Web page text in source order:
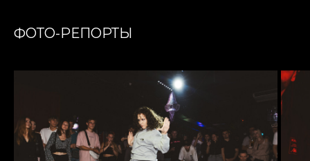
ФОТО-РЕПОРТЫ